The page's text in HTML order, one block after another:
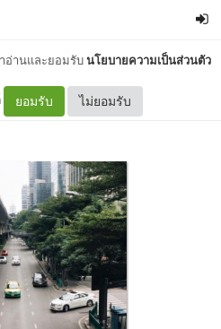
อ่านและยอมรับนโยบายความเป็นส่วนตัว
ยอมรับ ไม่ยอมรับ